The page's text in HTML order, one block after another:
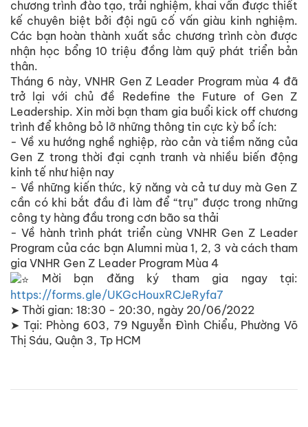
chương trình đào tạo, trải nghiệm, khai vấn được thiết
kế chuyên biệt bởi đội ngũ cố vấn giàu kinh nghiệm.
Các bạn hoàn thành xuất sắc chương trình còn được
nhận học bổng 10 triệu đồng làm quỹ phát triển bản
thân.
Tháng 6 này, VNHR Gen Z Leader Program mùa 4 đã
trở lại với chủ đề Redefine the Future of Gen Z
Leadership. Xin mời bạn tham gia buổi kick off chương
trình để không bỏ lỡ những thông tin cực kỳ bổ ích:
- Về xu hướng nghề nghiệp, rào cản và tiềm năng của
Gen Z trong thời đại cạnh tranh và nhiều biến động
kinh tế như hiện nay
- Về những kiến thức, kỹ năng và cả tư duy mà Gen Z
cần có khi bắt đầu đi làm để “trụ” được trong những
công ty hàng đầu trong cơn bão sa thải
- Về hành trình phát triển cùng VNHR Gen Z Leader
Program của các bạn Alumni mùa 1, 2, 3 và cách tham
gia VNHR Gen Z Leader Program Mùa 4
Mời bạn đăng ký tham gia ngay tại:
https://forms.gle/UKGcHouxRCJeRyfa7
➤ Thời gian: 18:30 - 20:30, ngày 20/06/2022
➤ Tại: Phòng 603, 79 Nguyễn Đình Chiểu, Phường Võ
Thị Sáu, Quận 3, Tp HCM